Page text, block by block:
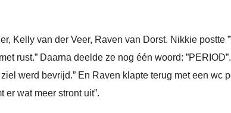
Kelly van der Veer, Raven van Dorst. Nikkie postte
rust.” Daarna deelde ze nog één woord: ”PERIOD”.
werd bevrijd.” En Raven klapte terug met een wc
er wat meer stront uit”.